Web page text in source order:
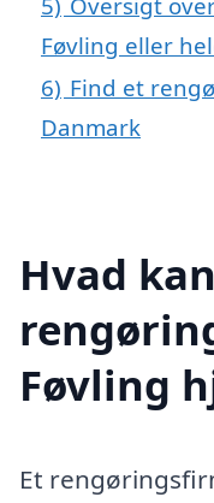
Føvling eller
6) Find et
Danmark
Hvad
Føvling
Et